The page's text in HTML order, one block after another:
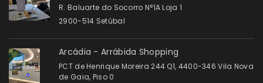
R. Baluarte do Socorro N°1A Loja 1
2900-514 Setúbal
Arcádia - Arrábida Shopping
PCT de Henrique Moreira 244 Q1, 4400-346 Vila Nova
de Gaia, Piso 0